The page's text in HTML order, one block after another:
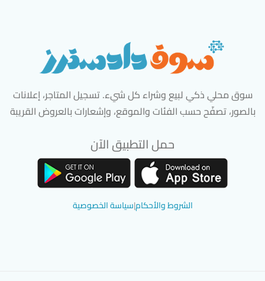
سوق محلي ذكي لبيع وشراء كل شيء. تسجيل المتاجر، إعلانات
بالصور، تصفّح حسب الفئات والموقع، وإشعارات بالعروض القريبة
حمل التطبيق الآن
الشروط والأحكام|سياسة الخصوصية